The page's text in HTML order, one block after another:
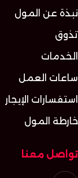
نبذة عن المول
تذوق
الخدمات
ساعات العمل
استفسارات الإيجار
خارطة المول
تواصل معنا